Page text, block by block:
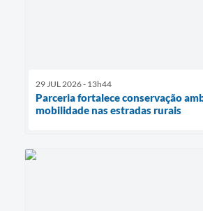
29 JUL 2026 - 13h44
Parceria fortalece conservação
mobilidade nas estradas rurais